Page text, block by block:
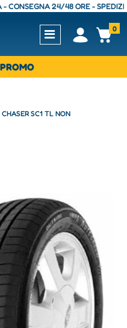
24/48 ORE -
Open0
SC1 TL NON